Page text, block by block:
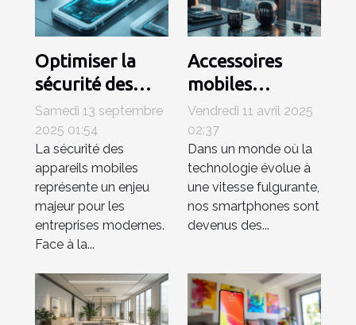
Optimiser la
sécurité des
appareils
mobiles en
entreprise
Samedi 13 septembre
2025 01:54
La sécurité des
appareils mobiles
représente un enjeu
majeur pour les
entreprises modernes.
Face à la...
Accessoires
mobiles
innovants de
2023
augmentez la
productivité de
votre
smartphone
ruiner
Vendredi 11 avril 2025
02:37
Dans un monde où la
technologie évolue à
une vitesse fulgurante,
nos smartphones sont
devenus des...